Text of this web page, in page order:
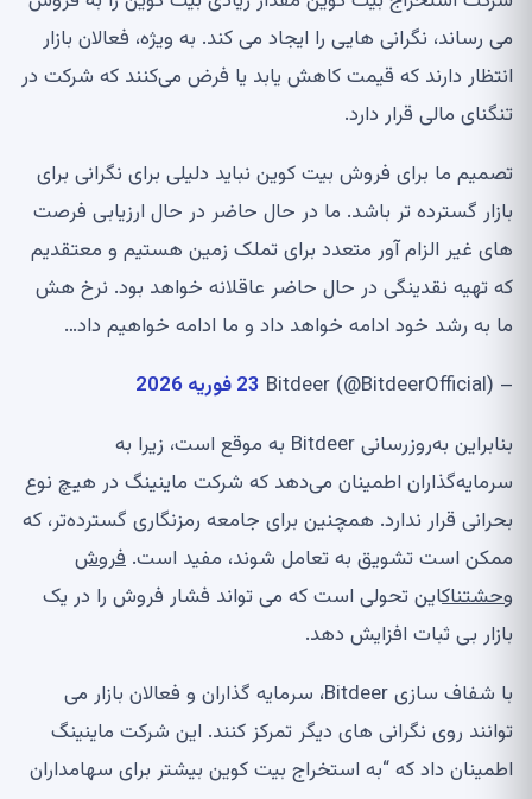
می رساند، نگرانی هایی را ایجاد می کند. به ویژه، فعالان بازار
انتظار دارند که قیمت کاهش یابد یا فرض می‌کنند که شرکت در
تنگنای مالی قرار دارد.
تصمیم ما برای فروش بیت کوین نباید دلیلی برای نگرانی برای
بازار گسترده تر باشد. ما در حال حاضر در حال ارزیابی فرصت
های غیر الزام آور متعدد برای تملک زمین هستیم و معتقدیم
که تهیه نقدینگی در حال حاضر عاقلانه خواهد بود. نرخ هش
ما به رشد خود ادامه خواهد داد و ما ادامه خواهیم داد…
– Bitdeer (@BitdeerOfficial)
23 فوریه 2026
بنابراین به‌روزرسانی Bitdeer به موقع است، زیرا به
سرمایه‌گذاران اطمینان می‌دهد که شرکت ماینینگ در هیچ نوع
بحرانی قرار ندارد. همچنین برای جامعه رمزنگاری گسترده‌تر، که
ممکن است تشویق به تعامل شوند، مفید است. فروش
وحشتناکاین تحولی است که می تواند فشار فروش را در یک
بازار بی ثبات افزایش دهد.
با شفاف سازی Bitdeer، سرمایه گذاران و فعالان بازار می
توانند روی نگرانی های دیگر تمرکز کنند. این شرکت ماینینگ
اطمینان داد که “به استخراج بیت کوین بیشتر برای سهامداران